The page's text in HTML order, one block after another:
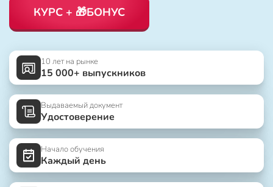
КУРС + 🎁БОНУС
10 лет на рынке
15 000+ выпускников
Выдаваемый документ
Удостоверение
Начало обучения
Каждый день